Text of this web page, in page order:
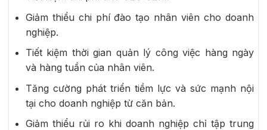
Giảm thiểu chi phí đào tạo nhân viên cho doanh
nghiệp.
Tiết kiệm thời gian quản lý công việc hàng ngày
và hàng tuần của nhân viên.
Tăng cường phát triển tiềm lực và sức mạnh nội
tại cho doanh nghiệp từ căn bản.
Giảm thiểu rủi ro khi doanh nghiệp chỉ tập trung